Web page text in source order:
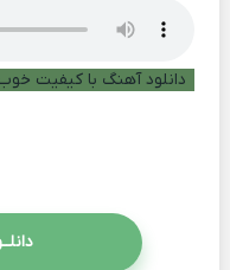
دانلود آهنگ با کیفیت خوب